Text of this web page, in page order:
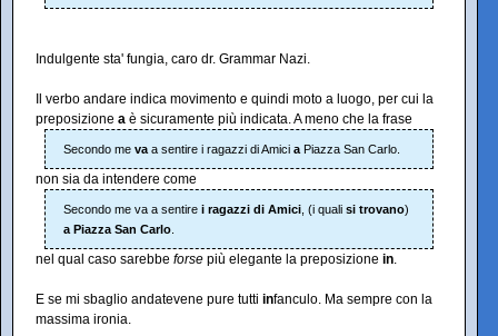
Indulgente sta' fungia, caro dr. Grammar Nazi.
Il verbo andare indica movimento e quindi moto a luogo, per cui la
preposizione a è sicuramente più indicata. A meno che la frase
Secondo me va a sentire i ragazzi di Amici a Piazza San Carlo.
non sia da intendere come
Secondo me va a sentire i ragazzi di Amici , (i quali si trovano)
a Piazza San Carlo
nel qual caso sarebbe forse più elegante la preposizione in.
E se mi sbaglio andatevene pure tutti infanculo. Ma sempre con la
massima ironia.